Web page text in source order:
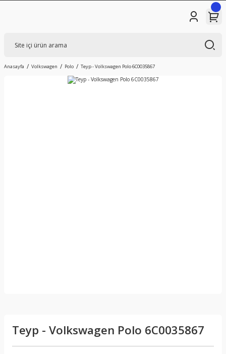
Anasayfa Volkswagen Polo Teyp - Volkswagen Polo 6C0035867
Teyp - Volkswagen Polo 6C0035867